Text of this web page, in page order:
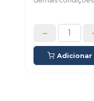
Adicionar